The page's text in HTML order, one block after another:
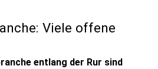
Viele offene
entlang der Rur sind